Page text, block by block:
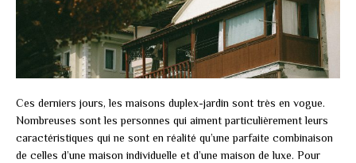
Ces derniers jours, les maisons duplex-jardin sont très en vogue.
Nombreuses sont les personnes qui aiment particulièrement leurs
caractéristiques qui ne sont en réalité qu’une parfaite combinaison
de celles d’une maison individuelle et d’une maison de luxe. Pour